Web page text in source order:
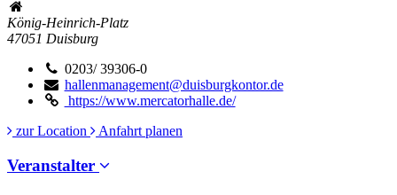
König-Heinrich-Platz
47051 Duisburg
0203/ 39306-0
hallenmanagement@duisburgkontor.de
https://www.mercatorhalle.de/
zur Location
Anfahrt planen
Veranstalter